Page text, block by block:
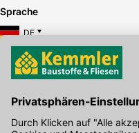
Sprache
DE
Hier gibt's die kostenlose App